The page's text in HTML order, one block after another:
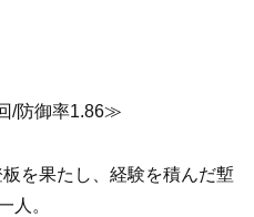
/防御率1.86≫
を果たし、経験を積んだ塹
人。